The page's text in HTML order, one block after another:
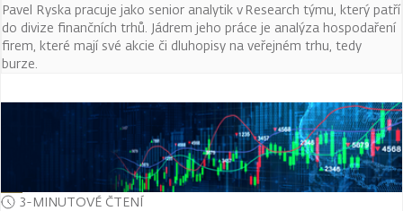
Pavel Ryska pracuje jako senior analytik v Research týmu, který patří
do divize finančních trhů. Jádrem jeho práce je analýza hospodaření
firem, které mají své akcie či dluhopisy na veřejném trhu, tedy
burze.
3-MINUTOVÉ ČTENÍ